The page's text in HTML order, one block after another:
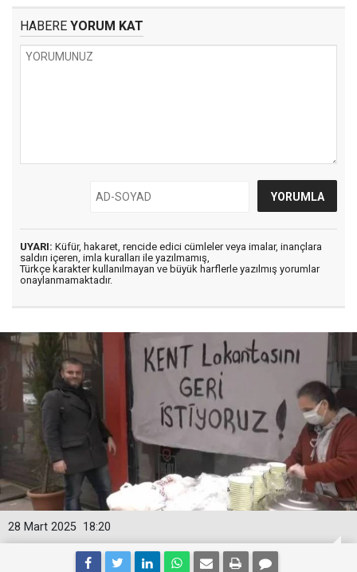
HABERE YORUM KAT
UYARI: Küfür, hakaret, rencide edici cümleler veya imalar, inançlara
saldırı içeren, imla kuralları ile yazılmamış,
Türkçe karakter kullanılmayan ve büyük harflerle yazılmış yorumlar
onaylanmamaktadır.
18:20
28 Mart 2025